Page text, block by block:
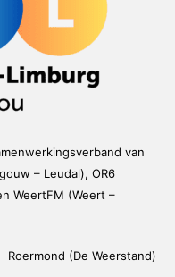
van
– Leudal), OR6
WeertFM (Weert –
(De Weerstand)